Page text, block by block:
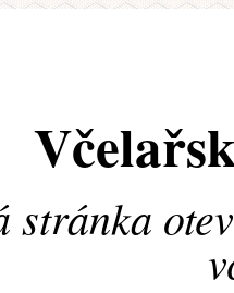
stránka